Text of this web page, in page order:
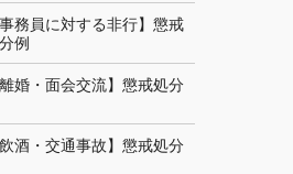
事務員に対する非行】懲戒
例
離婚・面会交流】懲戒処分
飲酒・交通事故】懲戒処分